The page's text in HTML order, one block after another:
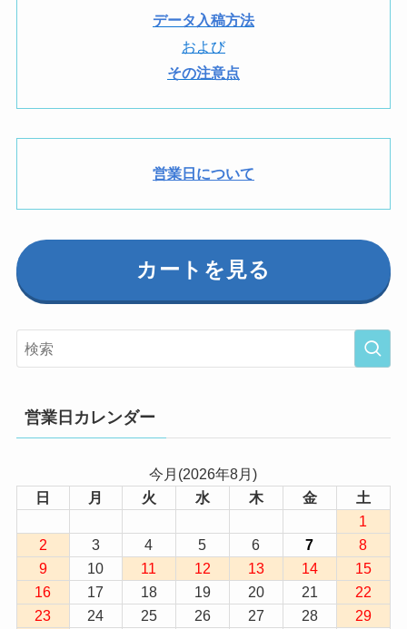
データ入稿方法
および
その注意点
営業日について
カートを見る
営業日カレンダー
今月(2026年8月)
日
月 火 水 木 金
土
1
2
3 4 5 6 7
8
9
10 11 12 13 14
15
16
17 18 19 20 21
22
23
24 25 26 27 28
29